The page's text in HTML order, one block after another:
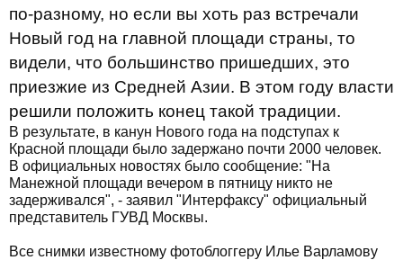
по-разному, но если вы хоть раз встречали
Новый год на главной площади страны, то
видели, что большинство пришедших, это
приезжие из Средней Азии. В этом году власти
решили положить конец такой традиции.
В результате, в канун Нового года на подступах к
Красной площади было задержано почти 2000 человек.
В официальных новостях было сообщение: "На
Манежной площади вечером в пятницу никто не
задерживался", - заявил "Интерфаксу" официальный
представитель ГУВД Москвы.
Все снимки известному фотоблоггеру Илье Варламову